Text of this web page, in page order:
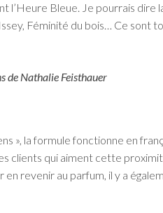
l’Heure Bleue. Je pourrais dire
Féminité du bois… Ce sont
de Nathalie Feisthauer
», la formule fonctionne en
clients qui aiment cette
revenir au parfum, il y a